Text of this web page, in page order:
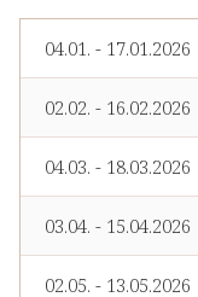
04.01. - 17.01.2026
02.02. - 16.02.2026
04.03. - 18.03.2026
03.04. - 15.04.2026
02.05. - 13.05.2026